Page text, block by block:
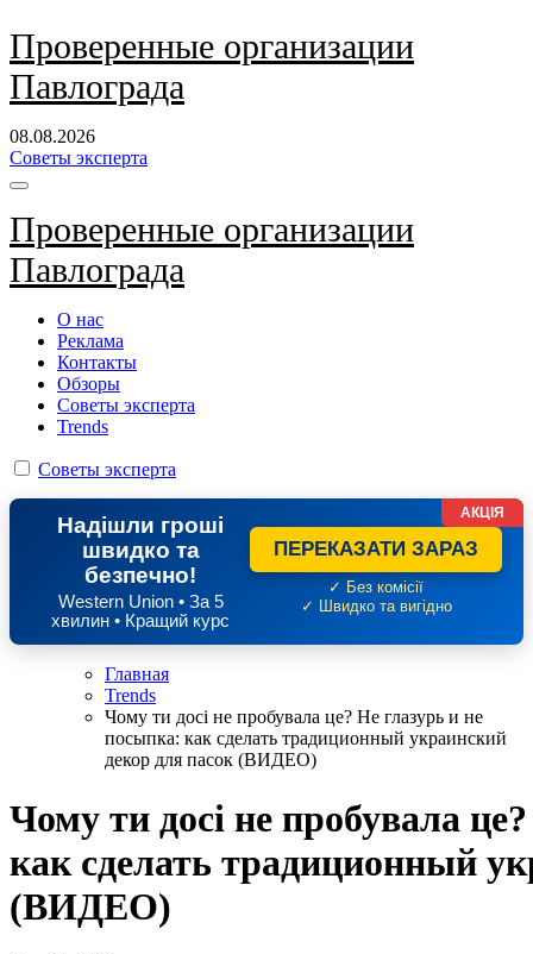
Перейти
к
содержанию
Проверенные организации
Павлограда
08.08.2026
Советы эксперта
Проверенные организации
Павлограда
О нас
Реклама
Контакты
Обзоры
Советы эксперта
Trends
Советы эксперта
Надішли гроші
швидко та
безпечно!
Western Union • За 5
хвилин • Кращий курс
ПЕРЕКАЗАТИ ЗАРАЗ
✓ Без комісії
✓ Швидко та вигідно
АКЦІЯ
Главная
Trends
Чому ти досі не пробувала це? Не глазурь и не
посыпка: как сделать традиционный украинский
декор для пасок (ВИДЕО)
Чому ти досі не пробувала
как сделать традиционный
(ВИДЕО)